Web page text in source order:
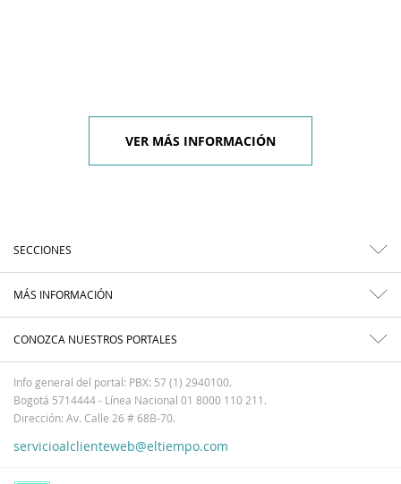
VER MÁS INFORMACIÓN
SECCIONES
MÁS INFORMACIÓN
CONOZCA NUESTROS PORTALES
Info general del portal: PBX: 57 (1) 2940100.
Bogotá 5714444 - Línea Nacional 01 8000 110 211.
Dirección: Av. Calle 26 # 68B-70.
servicioalclienteweb@eltiempo.com